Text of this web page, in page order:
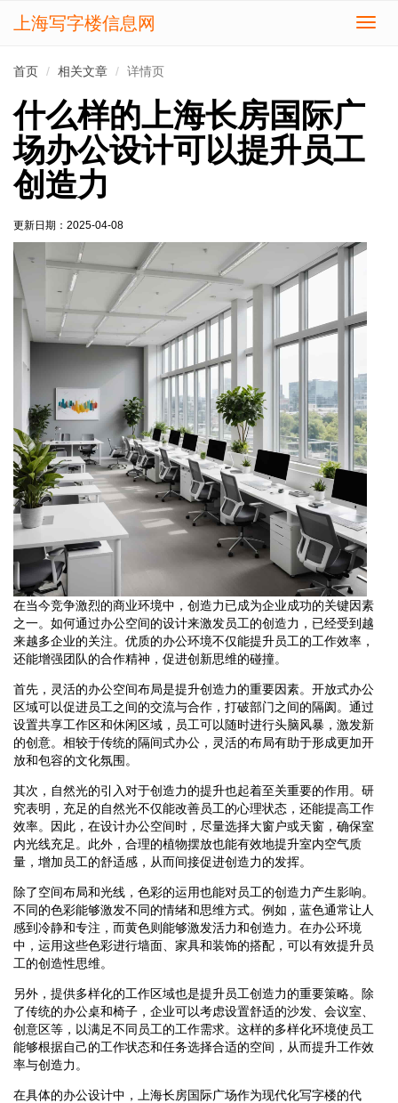
切
上海写字楼信息网
首页 相关文章 详情页
什么样的上海长房国际广
场办公设计可以提升员工
创造力
更新日期： 2025-04-08
在当今竞争激烈的商业环境中，创造力已成为企业成功的关键因素
之一。如何通过办公空间的设计来激发员工的创造力，已经受到越
来越多企业的关注。优质的办公环境不仅能提升员工的工作效率，
还能增强团队的合作精神，促进创新思维的碰撞。
首先，灵活的办公空间布局是提升创造力的重要因素。开放式办公
区域可以促进员工之间的交流与合作，打破部门之间的隔阂。通过
设置共享工作区和休闲区域，员工可以随时进行头脑风暴，激发新
的创意。相较于传统的隔间式办公，灵活的布局有助于形成更加开
放和包容的文化氛围。
其次，自然光的引入对于创造力的提升也起着至关重要的作用。研
究表明，充足的自然光不仅能改善员工的心理状态，还能提高工作
效率。因此，在设计办公空间时，尽量选择大窗户或天窗，确保室
内光线充足。此外，合理的植物摆放也能有效地提升室内空气质
量，增加员工的舒适感，从而间接促进创造力的发挥。
除了空间布局和光线，色彩的运用也能对员工的创造力产生影响。
不同的色彩能够激发不同的情绪和思维方式。例如，蓝色通常让人
感到冷静和专注，而黄色则能够激发活力和创造力。在办公环境
中，运用这些色彩进行墙面、家具和装饰的搭配，可以有效提升员
工的创造性思维。
另外，提供多样化的工作区域也是提升员工创造力的重要策略。除
了传统的办公桌和椅子，企业可以考虑设置舒适的沙发、会议室、
创意区等，以满足不同员工的工作需求。这样的多样化环境使员工
能够根据自己的工作状态和任务选择合适的空间，从而提升工作效
率与创造力。
在具体的办公设计中，上海长房国际广场作为现代化写字楼的代